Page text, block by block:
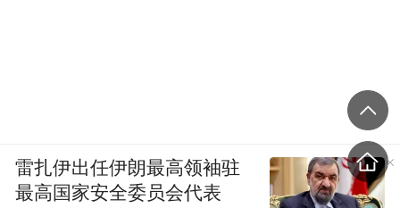
雷扎伊出任伊朗最高领袖驻
最高国家安全委员会代表